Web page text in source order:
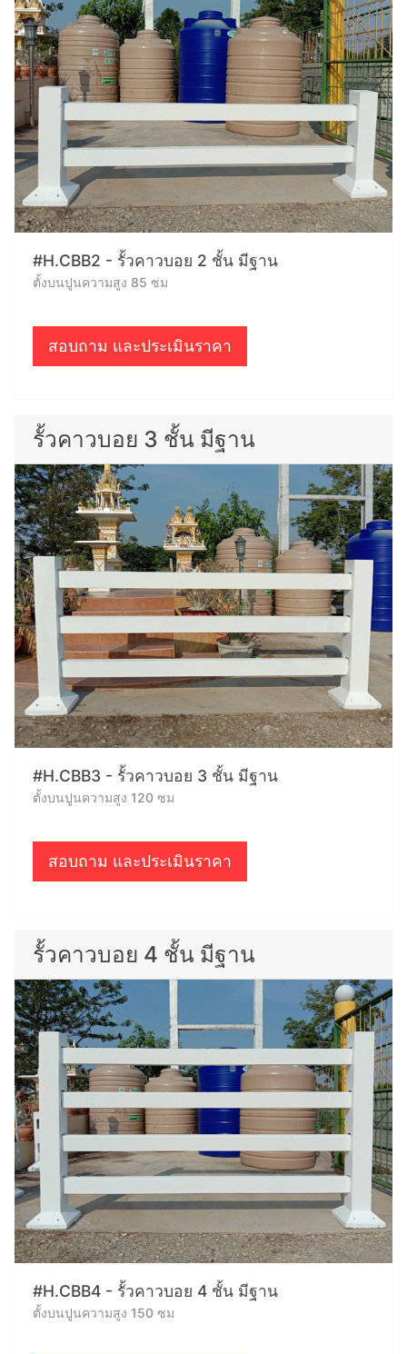
#H.CBB2 - รั้วคาวบอย 2 ชั้น มีฐาน
ตั้งบนปูนความสูง 85 ซม
สอบถาม และประเมินราคา
รั้วคาวบอย 3 ชั้น มีฐาน
#H.CBB3 - รั้วคาวบอย 3 ชั้น มีฐาน
ตั้งบนปูนความสูง 120 ซม
สอบถาม และประเมินราคา
รั้วคาวบอย 4 ชั้น มีฐาน
#H.CBB4 - รั้วคาวบอย 4 ชั้น มีฐาน
ตั้งบนปูนความสูง 150 ซม